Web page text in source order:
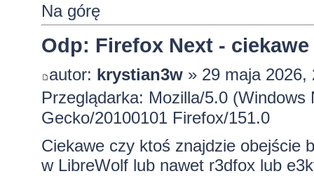
Na górę
Odp: Firefox Next -
autor: krystian3w» 29 maja 2026,
Przeglądarka: Mozilla/5.0
Gecko/20100101 Firefox/151.0
Ciekawe czy ktoś znajdzie obejście
w LibreWolf lub nawet r3dfox lub